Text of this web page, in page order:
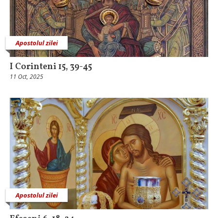
Apostolul zilei
I Corinteni 15, 39-45
11 Oct, 2025
Apostolul zilei